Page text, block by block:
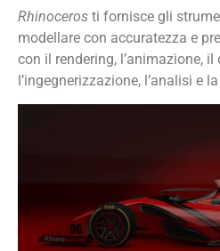
Rhinoceros ti fornisce gli
modellare con accuratezza e
con il rendering, l’animazione, il
l’ingegnerizzazione, l’analisi e